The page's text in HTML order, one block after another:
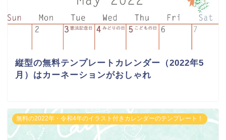
縦型の無料テンプレートカレンダー（2022年5
月）はカーネーションがおしゃれ
無料の2022年・令和4年のイラスト付きカレンダーのテンプレート！